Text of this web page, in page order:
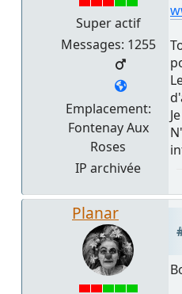
Super actif
Messages: 1255
Emplacement:
Fontenay Aux
Roses
IP archivée
Planar